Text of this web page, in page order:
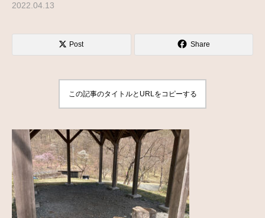
2022.04.13
Post Share
この記事のタイトルとURLをコピーする